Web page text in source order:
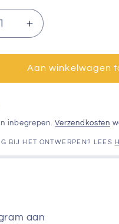
Aantal
verhogen
voor
Chocolade
letterpret
Aan winkelwagen
inbegrepen.Verzendkosten
BIJ HET ONTWERPEN? LEES
aan